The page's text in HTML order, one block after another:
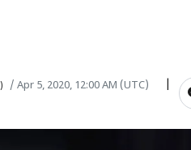
/ Apr 5, 2020, 12:00 AM (UTC)